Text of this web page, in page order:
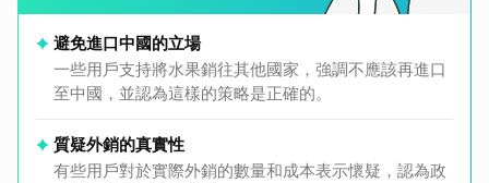
避免進口中國的立場
一些用戶支持將水果銷往其他國家，強調不應該再進口
至中國，並認為這樣的策略是正確的。
質疑外銷的真實性
有些用戶對於實際外銷的數量和成本表示懷疑，認為政